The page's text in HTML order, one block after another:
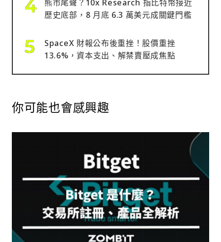
熊市尾聲？10x Research 指比特幣接近
歷史底部，8 月底 6.3 萬美元成關鍵門檻
SpaceX 財報公布後重挫！股價重挫
13.6%，資本支出、解禁賣壓成焦點
你可能也會感興趣